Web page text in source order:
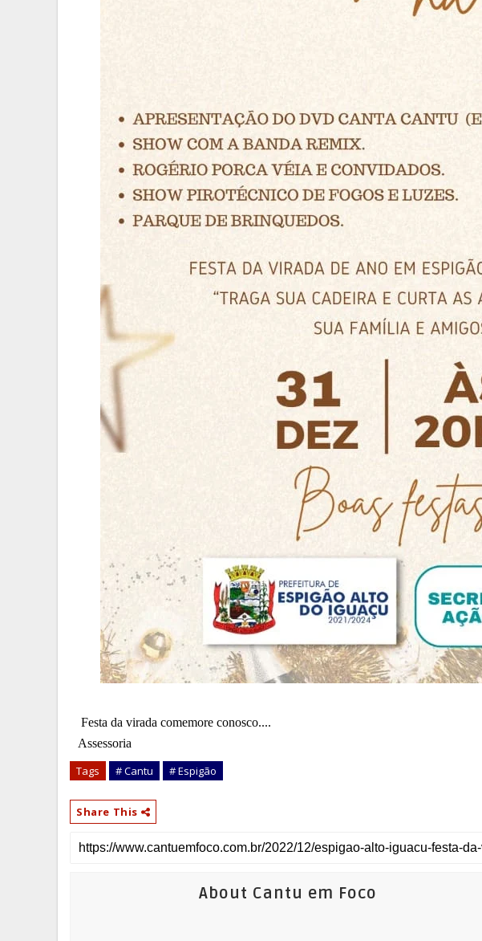
Festa da virada comemore conosco....
Assessoria
Tags # Cantu # Espigão
Share This
About Cantu em Foco